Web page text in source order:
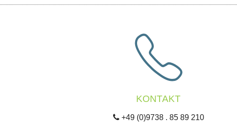
KONTAKT
+49 (0)9738 . 85 89 210